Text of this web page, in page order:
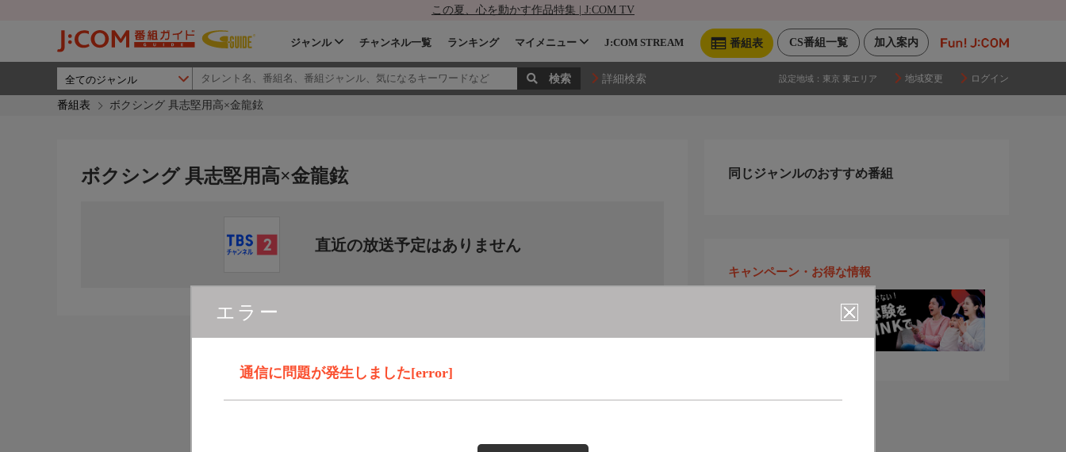
この夏、心を動かす作品特集 | J:COM TV
加入案内
CS番組一覧
番組表
ジャンル チャンネル一覧 ランキング マイメニュー J:COM STREAM
詳細検索 設定地域： 東京 東エリア 地域変更 ログイン
番組表 ボクシング 具志堅用高×金龍鉉
エラー
通信に問題が発生しました[error]
ボクシング 具志堅用高×金龍鉉
直近の放送予定はありません
同じジャンルのおすすめ番組
キャンペーン・お得な情報